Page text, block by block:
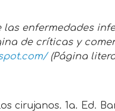
enfermedades
de críticas y
(Página
cirujanos. 1a. Ed.